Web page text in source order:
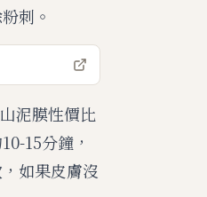
刺。
泥膜性價比
15分鐘，
如果皮膚沒